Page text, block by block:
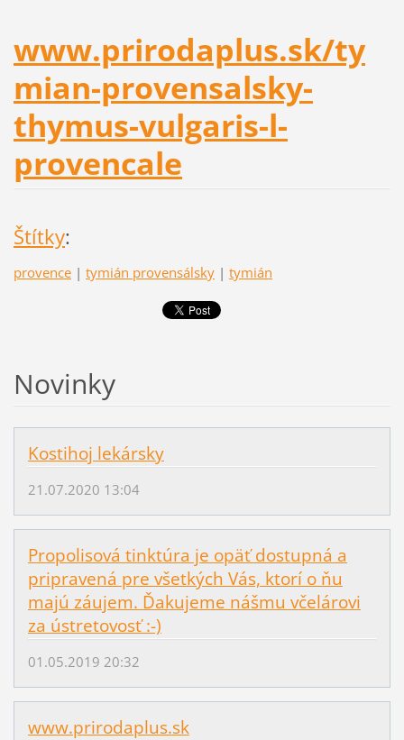
www.prirodaplus.sk/ty
mian-provensalsky-
thymus-vulgaris-l-
provencale
Štítky:
provence | tymián provensálsky | tymián
Novinky
Kostihoj lekársky
21.07.2020 13:04
Propolisová tinktúra je opäť dostupná a
pripravená pre všetkých Vás, ktorí o ňu
majú záujem. Ďakujeme nášmu včelárovi
za ústretovosť :-)
01.05.2019 20:32
www.prirodaplus.sk